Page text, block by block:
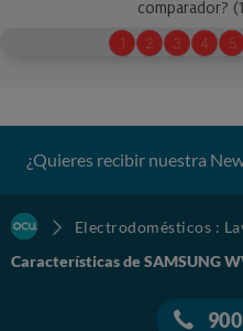
¿Quieres recibir nuestra
Electrodomésticos :
Características de SAMSUNG